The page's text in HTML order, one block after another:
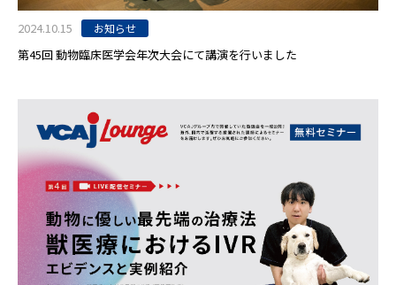
2024.10.15 お知らせ
第45回 動物臨床医学会年次大会にて講演を行いました